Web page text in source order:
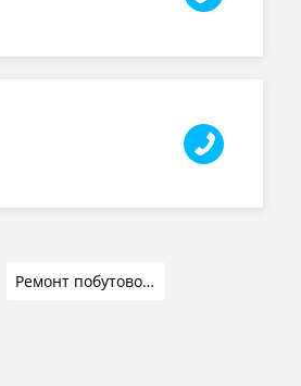
Ремонт побутової техніки